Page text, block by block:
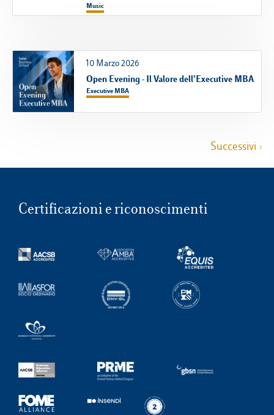
Music
10 Marzo 2026
Open Evening - Il Valore dell’Executive MBA
Executive MBA
Successivi ›
Certificazioni e riconoscimenti